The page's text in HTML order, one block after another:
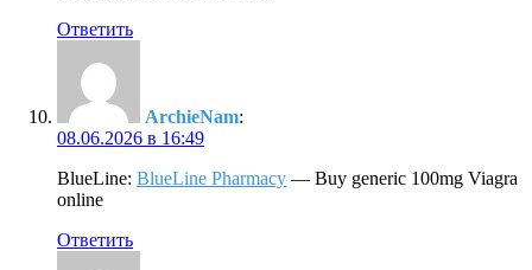
Ответить
ArchieNam:
08.06.2026 в 16:49
BlueLine: BlueLine Pharmacy — Buy generic 100mg Viagra
online
Ответить